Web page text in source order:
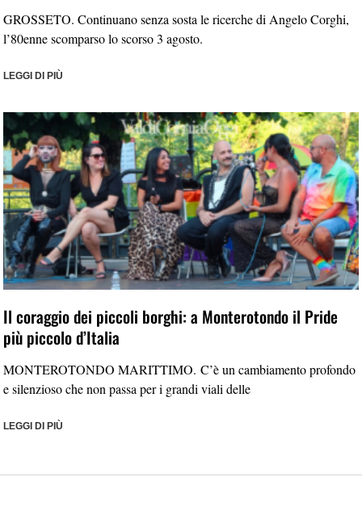
GROSSETO. Continuano senza sosta le ricerche di Angelo Corghi,
l’80enne scomparso lo scorso 3 agosto.
LEGGI DI PIÙ
Il coraggio dei piccoli borghi: a Monterotondo il Pride
più piccolo d’Italia
MONTEROTONDO MARITTIMO. C’è un cambiamento profondo
e silenzioso che non passa per i grandi viali delle
LEGGI DI PIÙ